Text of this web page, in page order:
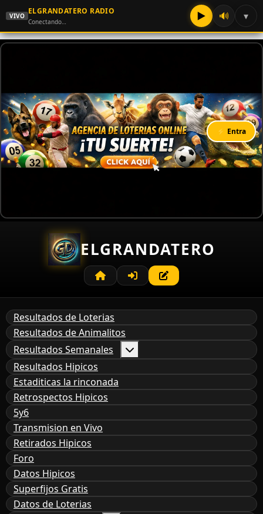
VIVO
ELGRANDATERO RADIO
Conectando… ▶ 🔊 ▾
⚡ Entra
ELGRANDATERO
Resultados de Loterias
Resultados de Animalitos
Resultados Semanales
Resultados Hipicos
Estaditicas la rinconada
Retrospectos Hipicos
5y6
Transmision en Vivo
Retirados Hipicos
Foro
Datos Hipicos
Superfijos Gratis
Datos de Loterias